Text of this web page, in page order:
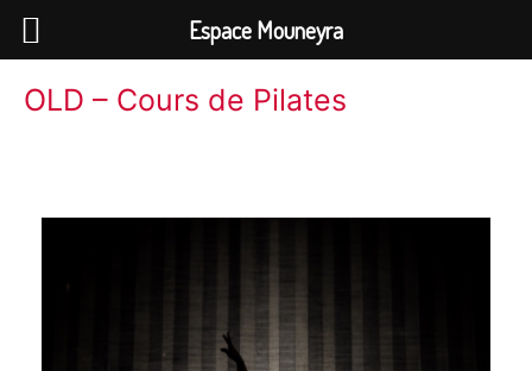
OLD – Cours de Pilates
Espace Mouneyra